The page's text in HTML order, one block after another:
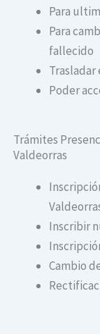
Para
Para
fallecido
Poder
Trámites
Valdeorras
Inscribir
Cambio